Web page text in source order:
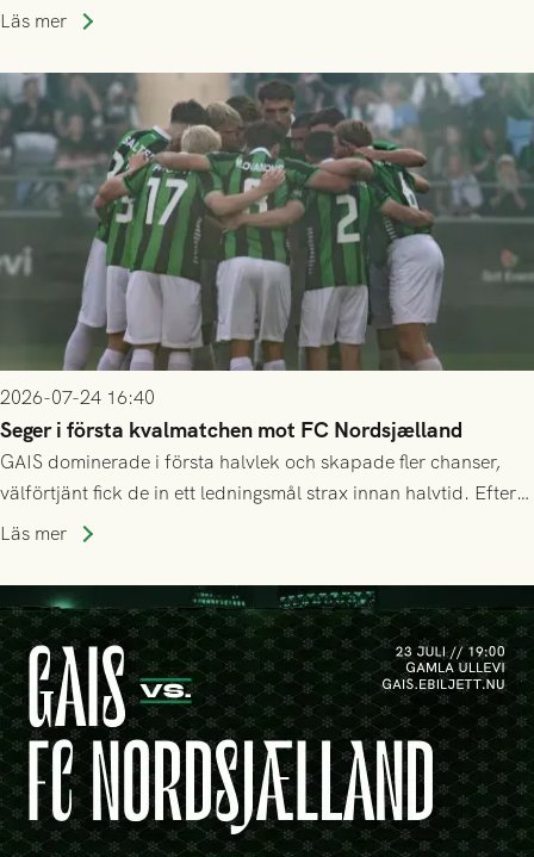
Allsvenskan! Avspark kl 16.30 på söndag 26/7.
Läs mer
2026-07-24 16:40
Seger i första kvalmatchen mot FC Nordsjælland
GAIS dominerade i första halvlek och skapade fler chanser,
välförtjänt fick de in ett ledningsmål strax innan halvtid. Efter
halvtidsvilan sjönk tempot när Nordsjälland tilläts ha mer av
seger! Matchfoto: Mikael Josefsson & Lasse Ekström
Läs mer